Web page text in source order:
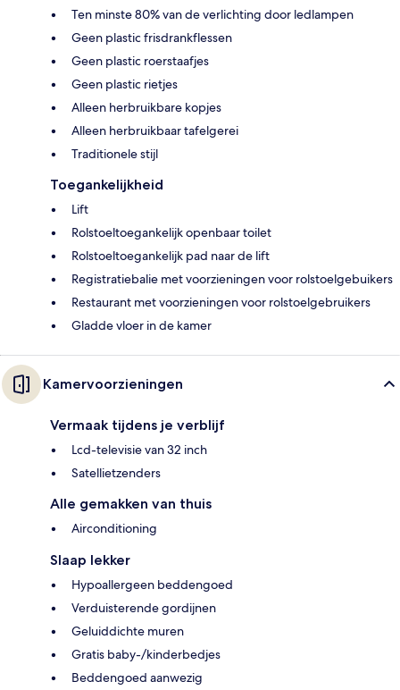
Ten minste 80% van de verlichting door ledlampen
Geen plastic frisdrankflessen
Geen plastic roerstaafjes
Geen plastic rietjes
Alleen herbruikbare kopjes
Alleen herbruikbaar tafelgerei
Traditionele stijl
Toegankelijkheid
Lift
Rolstoeltoegankelijk openbaar toilet
Rolstoeltoegankelijk pad naar de lift
Registratiebalie met voorzieningen voor rolstoelgebuikers
Restaurant met voorzieningen voor rolstoelgebruikers
Gladde vloer in de kamer
Kamervoorzieningen
Vermaak tijdens je verblijf
Lcd-televisie van 32 inch
Satellietzenders
Alle gemakken van thuis
Airconditioning
Slaap lekker
Hypoallergeen beddengoed
Verduisterende gordijnen
Geluiddichte muren
Gratis baby-/kinderbedjes
Beddengoed aanwezig